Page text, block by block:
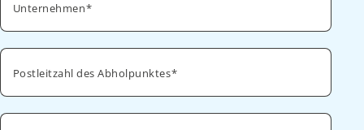
Unternehmen
Postleitzahl des Abholpunktes